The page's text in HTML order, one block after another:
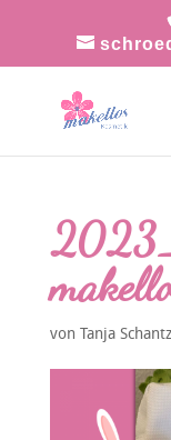
von Tanja Schantz